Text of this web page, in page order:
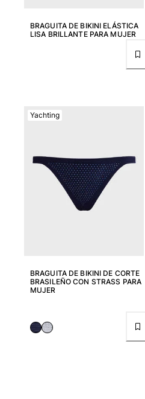
Dos Piezas
Sudaderas
Camisetas
Ver todo Pret-a-porter
Accesorios
Ver todo Accesorios
BRAGUITA DE BIKINI ELÁSTICA
LISA BRILLANTE PARA MUJER
BRAGUITA DE BIKINI DE CORTE
BRASILEÑO CON STRASS PARA
MUJER
Yachting